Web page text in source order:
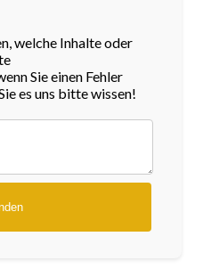
welche Inhalte oder
Sie einen Fehler
es uns bitte wissen!